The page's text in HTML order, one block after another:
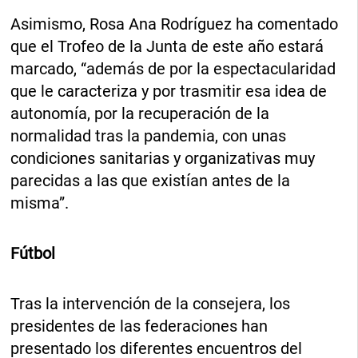
Asimismo, Rosa Ana Rodríguez ha comentado
que el Trofeo de la Junta de este año estará
marcado, “además de por la espectacularidad
que le caracteriza y por trasmitir esa idea de
autonomía, por la recuperación de la
normalidad tras la pandemia, con unas
condiciones sanitarias y organizativas muy
parecidas a las que existían antes de la
misma”.
Fútbol
Tras la intervención de la consejera, los
presidentes de las federaciones han
presentado los diferentes encuentros del